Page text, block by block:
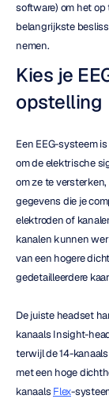
software) om het op
belangrijkste
nemen.
Kies je
opstelling
Een EEG-systeem
om de elektrische
om ze te
gegevens die je
elektroden of
kanalen kunnen
van een hogere
gedetailleerdere
De juiste headset
kanaals Insight-
terwijl de 14-
met een hoge
kanaals Flex-